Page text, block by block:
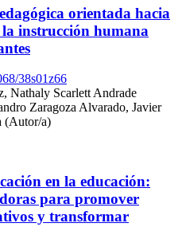
orientada hacia
instrucción humana
38s01z66
Nathaly Scarlett Andrade
Zaragoza Alvarado, Javier
(Autor/a)
en la educación:
para promover
y transformar